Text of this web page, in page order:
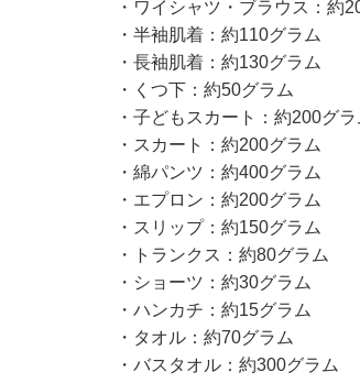
・ワイシャツ・ブラウス：約
・半袖肌着：約110グラム
・長袖肌着：約130グラム
・くつ下：約50グラム
・子どもスカート：約200グラ
・スカート：約200グラム
・綿パンツ：約400グラム
・エプロン：約200グラム
・スリップ：約150グラム
・トランクス：約80グラム
・ショーツ：約30グラム
・ハンカチ：約15グラム
・タオル：約70グラム
・バスタオル：約300グラム